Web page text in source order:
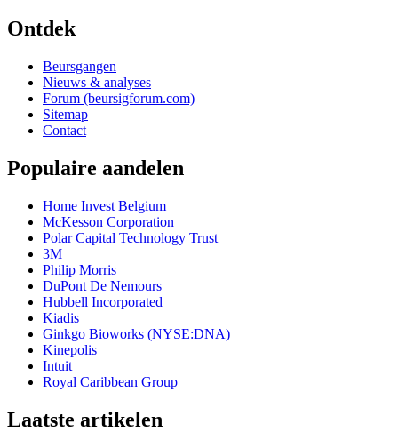
Ontdek
Beursgangen
Nieuws & analyses
Forum (beursigforum.com)
Sitemap
Contact
Populaire aandelen
Home Invest Belgium
McKesson Corporation
Polar Capital Technology Trust
3M
Philip Morris
DuPont De Nemours
Hubbell Incorporated
Kiadis
Ginkgo Bioworks (NYSE:DNA)
Kinepolis
Intuit
Royal Caribbean Group
Laatste artikelen